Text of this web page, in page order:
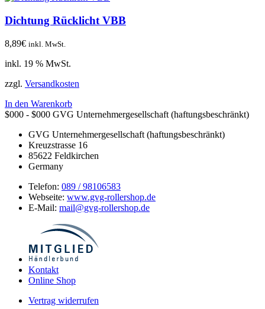
Dichtung Rücklicht VBB
8,89€ inkl. MwSt.
inkl. 19 % MwSt.
zzgl. Versandkosten
In den Warenkorb
$000 - $000 GVG Unternehmergesellschaft (haftungsbeschränkt)
GVG Unternehmergesellschaft (haftungsbeschränkt)
Kreuzstrasse 16
85622 Feldkirchen
Germany
Telefon: 089 / 98106583
Webseite: www.gvg-rollershop.de
E-Mail: mail@gvg-rollershop.de
Kontakt
Online Shop
Vertrag widerrufen